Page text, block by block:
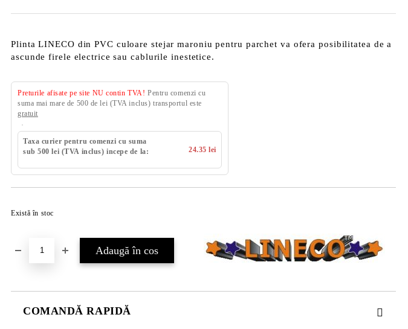
Plinta LINECO din PVC culoare stejar maroniu pentru parchet va ofera posibilitatea de a
ascunde firele electrice sau cablurile inestetice.
Preturile afisate pe site NU contin TVA! Pentru comenzi cu
suma mai mare de 500 de lei (TVA inclus) transportul este
gratuit
Taxa curier pentru comenzi cu suma
sub 500 lei (TVA inclus) incepe de la:
24.35 lei
Există în stoc
COMANDĂ RAPIDĂ